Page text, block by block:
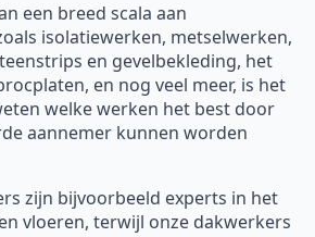
een breed scala aan
isolatiewerken, metselwerken,
en gevelbekleding, het
en nog veel meer, is het
welke werken het best door
aannemer kunnen worden
zijn bijvoorbeeld experts in het
vloeren, terwijl onze dakwerkers